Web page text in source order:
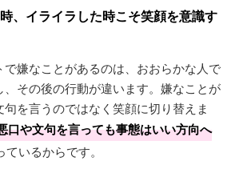
、イライラした時こそ笑顔を意識す
嫌なことがあるのは、おおらかな人で
、その後の行動が違います。嫌なことが
を言うのではなく笑顔に切り替えま
口や文句を言っても事態はいい方向へ
ているからです。